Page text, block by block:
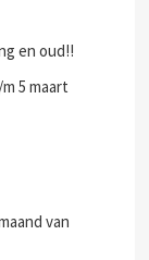
en oud!!
5 maart
van